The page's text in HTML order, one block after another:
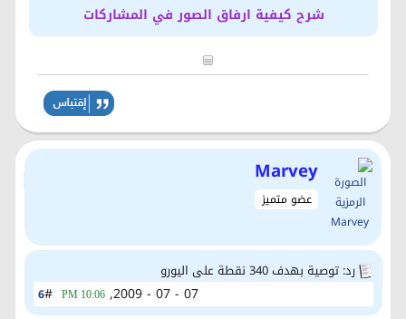
شرح كيفية ارفاق الصور في المشاركات
Marvey
عضو متميز
رد: توصية بهدف 340 نقطة على اليورو
6# 07 - 07 - 2009,
10:06 PM